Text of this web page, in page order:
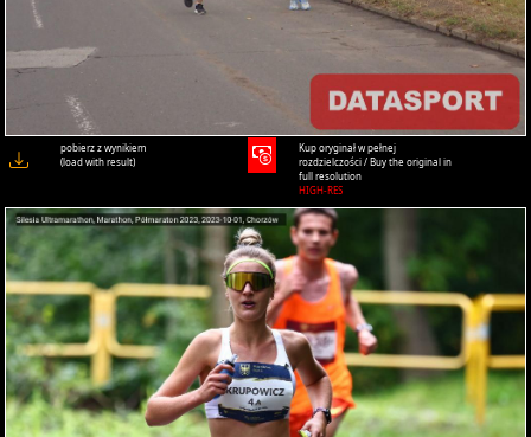
pobierz z wynikiem
(load with result)
Kup oryginał w pełnej
rozdzielczości / Buy the original in
full resolution
HIGH-RES